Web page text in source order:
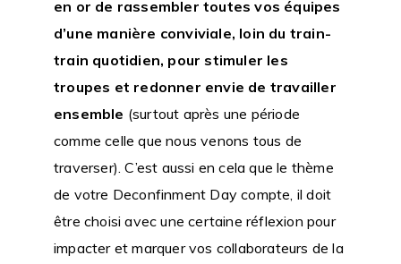
en or de rassembler toutes vos équipes
d’une manière conviviale, loin du train-
train quotidien, pour stimuler les
troupes et redonner envie de travailler
ensemble (surtout après une période
comme celle que nous venons tous de
traverser). C’est aussi en cela que le thème
de votre Deconfinment Day compte, il doit
être choisi avec une certaine réflexion pour
impacter et marquer vos collaborateurs de la